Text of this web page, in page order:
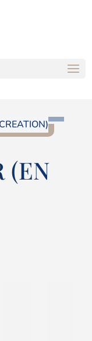
(EN